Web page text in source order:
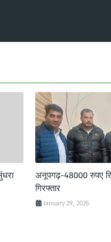
अनूपगढ़-48000 रुपए
गिरफ्तार
January 29, 2026